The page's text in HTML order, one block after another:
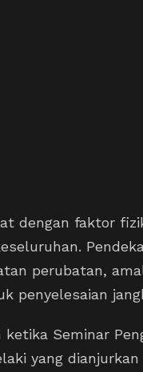
dengan faktor
perubatan,
penyelesaian
Seminar
yang